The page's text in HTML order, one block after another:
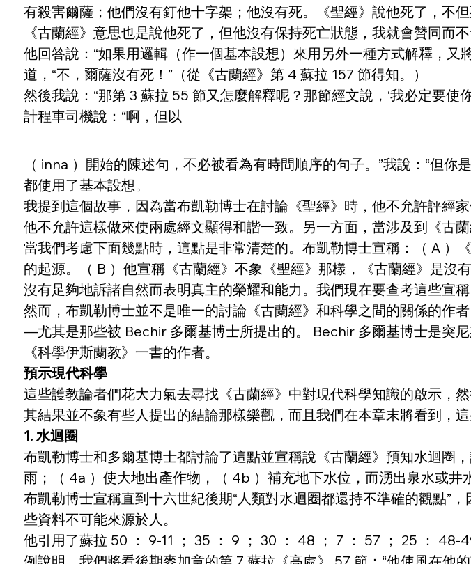
有殺害爾薩；他們沒有釘他十字架；他沒有死。《聖經》說他死了，不
《古蘭經》意思也是說他死了，但他沒有保持死亡狀態，我就會贊同而
他回答說：“如果用邏輯（作一個基本設想）來用另外一種方式解釋，
道，“不，爾薩沒有死！”（從《古蘭經》第 4 蘇拉 157 節得知。）
然後我說：“那第 3 蘇拉 55 節又怎麼解釋呢？那節經文說，‘我必定要
計程車司機說：“啊，但以
（ inna ）開始的陳述句，不必被看為有時間順序的句子。”我說：“但
都使用了基本設想。
我提到這個故事，因為當布凱勒博士在討論《聖經》時，他不允許評經
他不允許這樣做來使兩處經文顯得和諧一致。另一方面，當涉及到《古
當我們考慮下面幾點時，這點是非常清楚的。布凱勒博士宣稱：（ A
的起源。（ B ）他宣稱《古蘭經》不象《聖經》那樣，《古蘭經》是沒
沒有足夠地訴諸自然而表明真主的榮耀和能力。我們現在要查考這些宣稱
然而，布凱勒博士並不是唯一的討論《古蘭經》和科學之間的關係的作
—尤其是那些被 Bechir 多爾基博士所提出的。 Bechir 多爾基博士是突
《科學伊斯蘭教》一書的作者。
預示現代科學
這些護教論者們花大力氣去尋找《古蘭經》中對現代科學知識的啟示，
其結果並不象有些人提出的結論那樣樂觀，而且我們在本章末將看到，
1. 水迴圈
布凱勒博士和多爾基博士都討論了這點並宣稱說《古蘭經》預知水迴圈
雨；（ 4a ）使大地出產作物，（ 4b ）補充地下水位，而湧出泉水或井
布凱勒博士宣稱直到十六世紀後期“人類對水迴圈都還持不準確的觀點”
些資料不可能來源於人。
他引用了蘇拉 50 ： 9-11 ； 35 ： 9 ； 30 ： 48 ； 7 ： 57 ； 25 ：